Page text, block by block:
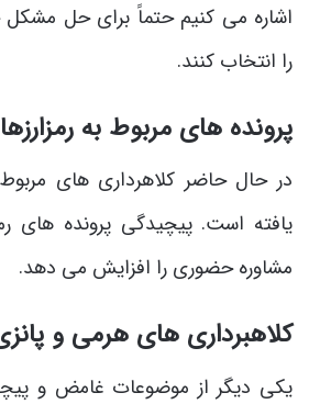
اشاره می‌ کنیم حتماً برای حل
را انتخاب کنند.
پرونده ‌های مربوط به رمزارزها
در حال حاضر کلاهرداری های مربوط
یافته است. پیچیدگی پرونده های
مشاوره حضوری را افزایش می دهد.
کلاهبرداری های هرمی و
یکی دیگر از موضوعات غامض و